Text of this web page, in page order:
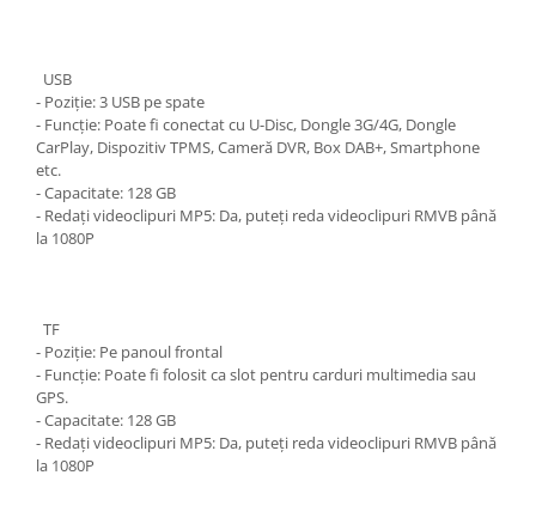
USB
- Poziție: 3 USB pe spate
- Funcție: Poate fi conectat cu U-Disc, Dongle 3G/4G, Dongle
CarPlay, Dispozitiv TPMS, Cameră DVR, Box DAB+, Smartphone
etc.
- Capacitate: 128 GB
- Redați videoclipuri MP5: Da, puteți reda videoclipuri RMVB până
la 1080P
TF
- Poziție: Pe panoul frontal
- Funcție: Poate fi folosit ca slot pentru carduri multimedia sau
GPS.
- Capacitate: 128 GB
- Redați videoclipuri MP5: Da, puteți reda videoclipuri RMVB până
la 1080P